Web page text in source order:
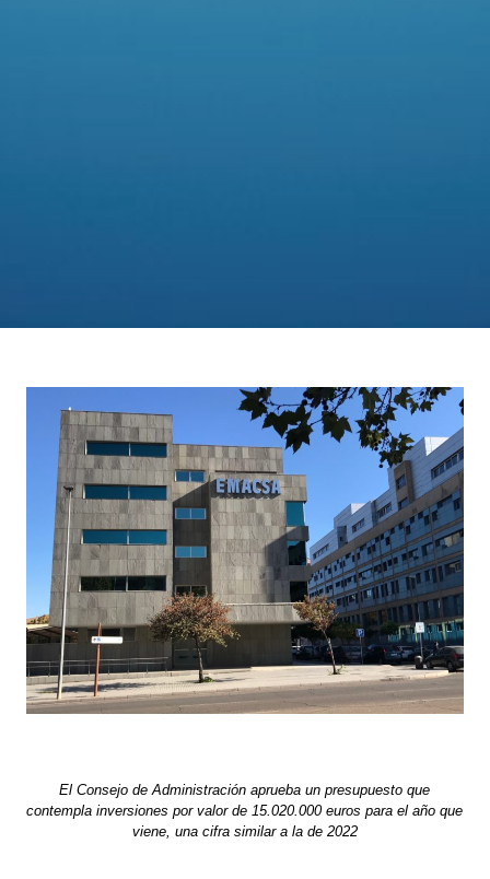
El Consejo de Administración aprueba un presupuesto que
contempla inversiones por valor de 15.020.000 euros para el año que
viene, una cifra similar a la de 2022